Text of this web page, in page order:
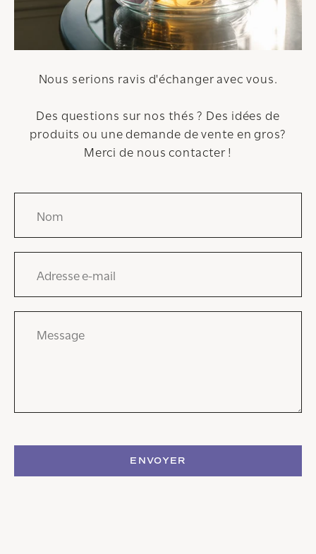
Nous serions ravis d'échanger avec vous.
Des questions sur nos thés ? Des idées de
produits ou une demande de vente en gros?
Merci de nous contacter !